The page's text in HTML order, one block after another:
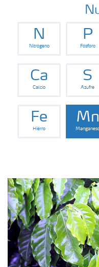
Almacenaje y
Soluciones por
Deficiencias
N
Nitrógeno
P
Fósforo
Ca
Calcio
S
Azufre
Fe
Hierro
Mn